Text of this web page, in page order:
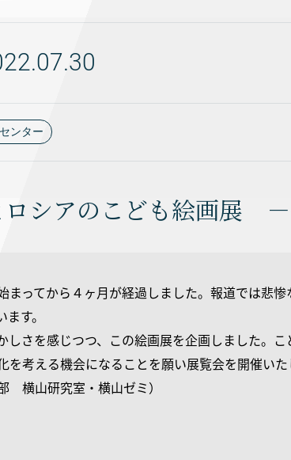
ンター
ロシアのこども絵画展
まってから４ヶ月が経過しました。報道では悲
す。
しさを感じつつ、この絵画展を企画しました。
考える機会になることを願い展覧会を開催いた
横山研究室・横山ゼミ）